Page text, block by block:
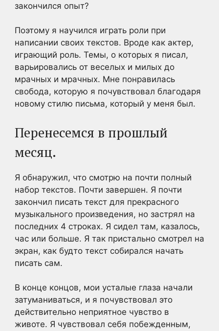
закончился опыт?
Поэтому я научился играть роли при
написании своих текстов. Вроде как актер,
играющий роль. Темы, о которых я писал,
варьировались от веселых и милых до
мрачных и мрачных. Мне понравилась
свобода, которую я почувствовал благодаря
новому стилю письма, который у меня был.
Перенесемся в прошлый
месяц.
Я обнаружил, что смотрю на почти полный
набор текстов. Почти завершен. Я почти
закончил писать текст для прекрасного
музыкального произведения, но застрял на
последних 4 строках. Я сидел там, казалось,
час или больше. Я так пристально смотрел на
экран, как будто текст собирался начать
писать сам.
В конце концов, мои усталые глаза начали
затуманиваться, и я почувствовал это
действительно неприятное чувство в
животе. Я чувствовал себя побежденным,